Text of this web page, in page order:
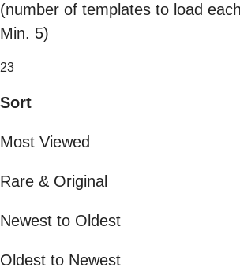
(number of templates to load
Min. 5)
23
Sort
Most Viewed
Rare & Original
Newest to Oldest
Oldest to Newest